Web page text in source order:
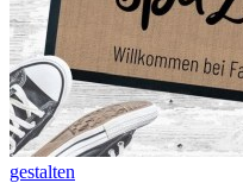
gestalten